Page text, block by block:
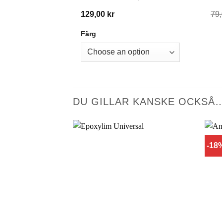
129,00 kr
Färg
DU GILLAR KANSKE
-